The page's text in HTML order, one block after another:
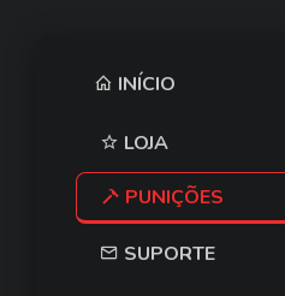
INÍCIO
LOJA
PUNIÇÕES
SUPORTE